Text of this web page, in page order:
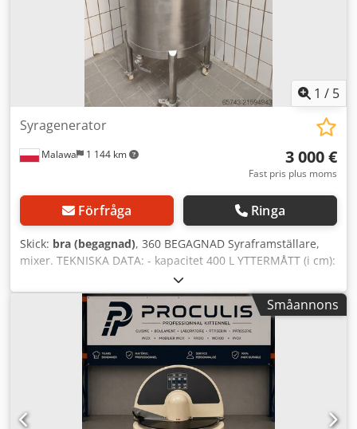
1 / 5
Malawa 1 144 km
Syragenerator
3 000 €
Fast pris plus moms
Förfråga Ringa
Skick: bra (begagnad), 360 BEGAGNAD Syraframställare,
mixer. TEKNISKA DATA: - kapacitet 400 L YTTERMÅTT (i cm):
- höjd: 194 - bredd: 77 - längd: 77 Angivet pris är exklusive
moms. VI TALAR ENGELSKA, TYSKA, FRANSKA, RYSKA,
UKRAINSKA. Dkedpfx Acsyxa H Uozor Vi har ett stort lager
av bageriugnar: däckugnar, roterande ugnar, gas-, olje-,
elugnar från olika tillverkare. Vi erbjuder också
bagerimaskiner, utrustning, bull- och brödlinjer. För att se
vårt kompletta aktuella utbud, besök vår Bakeres-profil.
Småannons